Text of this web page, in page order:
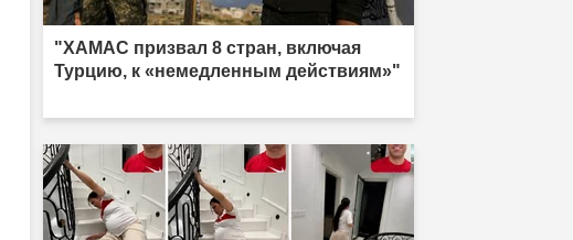
"ХАМАС призвал 8 стран, включая
Турцию, к «немедленным действиям»"